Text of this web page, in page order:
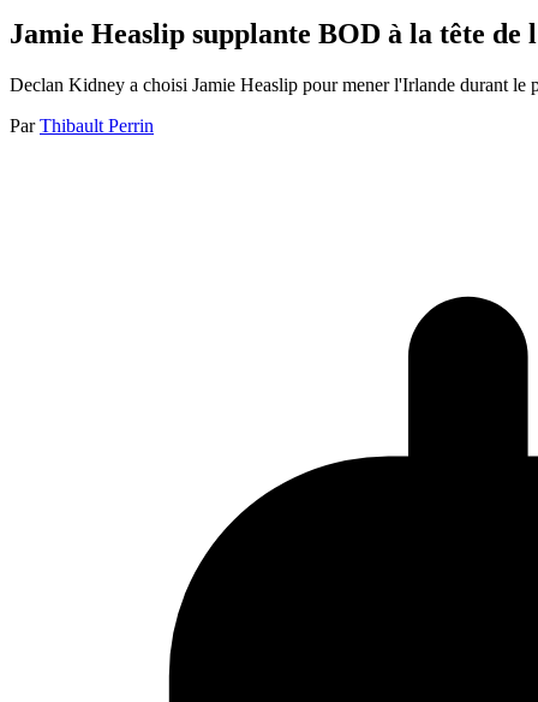
Jamie Heaslip supplante BOD à la tête
Declan Kidney a choisi Jamie Heaslip pour mener l'Irlande durant
Par Thibault Perrin